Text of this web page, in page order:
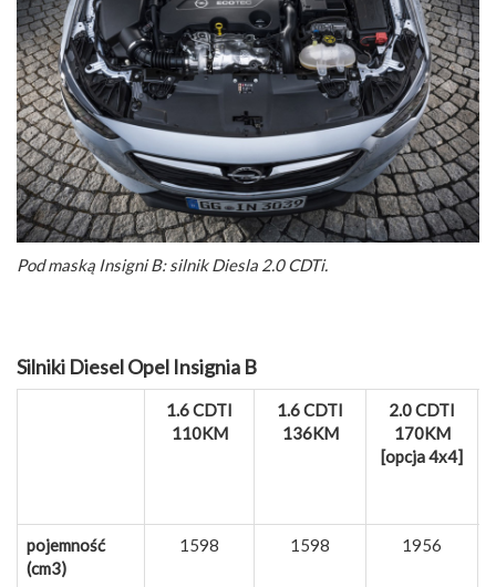
Pod maską Insigni B: silnik Diesla 2.0 CDTi.
Silniki Diesel Opel Insignia B
1.6 CDTI
110KM
1.6 CDTI
136KM
2.0 CDTI
170KM
[opcja 4x4]
pojemność
(cm3)
1598 1598 1956